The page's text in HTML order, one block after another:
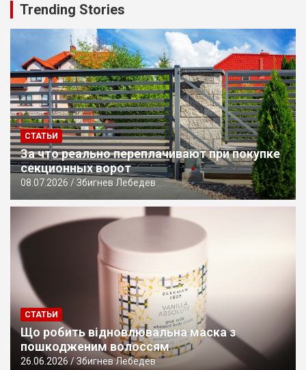
Trending Stories
СТАТЬИ
За что реально переплачивают при покупке
секционных ворот
08.07.2026 Збигнев Лебедев
СТАТЬИ
Що робить відновлювальна маска з
пошкодженим волоссям
26.06.2026 Збигнев Лебедев